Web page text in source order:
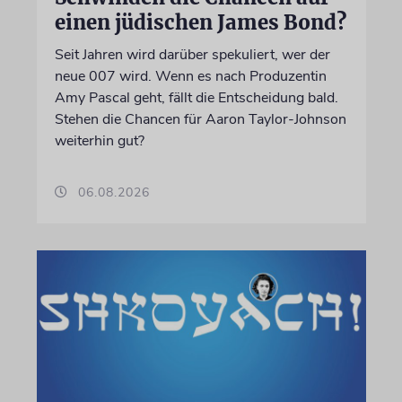
einen jüdischen James Bond?
Seit Jahren wird darüber spekuliert, wer der
neue 007 wird. Wenn es nach Produzentin
Amy Pascal geht, fällt die Entscheidung bald.
Stehen die Chancen für Aaron Taylor-Johnson
weiterhin gut?
06.08.2026